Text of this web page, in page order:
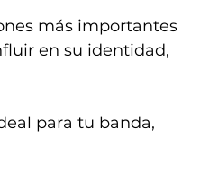
más importantes
en su identidad,
para tu banda,